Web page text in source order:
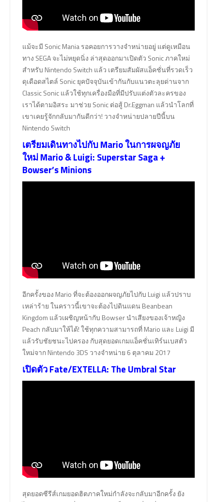
แม้จะมี Sonic Mania รอคอยการวางจำหน่ายอยู่ แต่ดูเหมือน
ทาง SEGA จะไม่หยุดนิ่ง ล่าสุดออกมาเปิดตัว Sonic ภาคใหม่
สำหรับ Nintendo Switch แล้ว เตรียมสัมผัสแอ็คชั่นที่รวดเร็ว
ดุเดือดสไตล์ Sonic ยุคปัจจุบันเข้ากันกับแนวตะลุยด่านจาก
Classic Sonic แล้วใช้ทุกเครื่องมือที่มีปรับแต่งตัวละครของ
เราได้ตามอิสระ มาช่วย Sonic ต่อสู้ Dr.Eggman แล้วนำโลกที่
เขาเคยรู้จักกลับมากันดีกว่า! วางจำหน่ายปลายปีนี้บน
Nintendo Switch
เตรียมเดินทางไปกับ Mario ในการผจญภัย
ใหม่ Mario & Luigi: Superstar Saga +
Bowser’s Minions
อีกครั้งของ Mario ที่จะต้องออกผจญภัยไปกับ Luigi แล้วปราบ
เหล่าร้าย ในคราวนี้เขาจะต้องไปดินแดน Beanbean
Kingdom แล้วเผชิญหน้ากับ Bowser นำเสียงของเจ้าหญิง
Peach กลับมาให้ได้! ใช้ทุกความสามารถที่ Mario และ Luigi มี
แล้วรับชัยชนะไปครอง กับสุดยอดเกมแอ็คชั่นเทิร์นเบสตัว
ใหม่จาก Nintendo 3DS วางจำหน่าย 6 ตุลาคม 2017
เปิดตัว Fate/EXTELLA: The Umbral Star
สุดยอดซีรีส์เกมยอดฮิตภาคใหม่กำลังจะกลับมาอีกครั้ง ยัง